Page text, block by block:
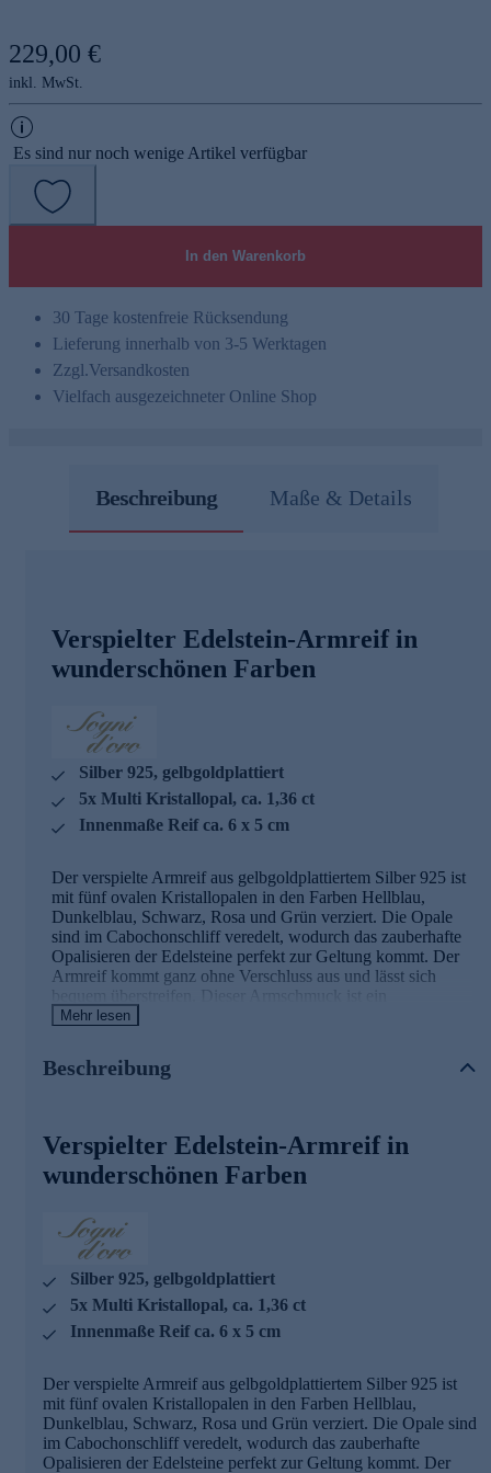
229,00 €
inkl. MwSt.
Es sind nur noch wenige Artikel verfügbar
In den Warenkorb
30 Tage kostenfreie Rücksendung
Lieferung innerhalb von 3-5 Werktagen
Zzgl.Versandkosten
Vielfach ausgezeichneter Online Shop
Beschreibung Maße & Details
Verspielter Edelstein-Armreif in
wunderschönen Farben
Silber 925, gelbgoldplattiert
5x Multi Kristallopal, ca. 1,36 ct
Innenmaße Reif ca. 6 x 5 cm
Der verspielte Armreif aus gelbgoldplattiertem Silber 925 ist
mit fünf ovalen Kristallopalen in den Farben Hellblau,
Dunkelblau, Schwarz, Rosa und Grün verziert. Die Opale
sind im Cabochonschliff veredelt, wodurch das zauberhafte
Opalisieren der Edelsteine perfekt zur Geltung kommt. Der
Armreif kommt ganz ohne Verschluss aus und lässt sich
bequem überstreifen. Dieser Armschmuck ist ein
charismatischer Eyecatcher und passt zu jeder Art von
Wir setzen auf Qualität
unserer Qualitätssicherung und seitens des Lieferanten
strengsten Prüfprozessen unterzogen. Unter anderem
beinhalten unsere Prüfprozesse Prüfungen auf Konformität
Edelmetallkontrollgesetzgebung.
Nutzen Sie die Gelegenheit und bestellen Sie jetzt
bequem online.
Mehr lesen
Beschreibung
Verspielter Edelstein-Armreif in
wunderschönen Farben
Silber 925, gelbgoldplattiert
5x Multi Kristallopal, ca. 1,36 ct
Innenmaße Reif ca. 6 x 5 cm
Der verspielte Armreif aus gelbgoldplattiertem Silber 925 ist
mit fünf ovalen Kristallopalen in den Farben Hellblau,
Dunkelblau, Schwarz, Rosa und Grün verziert. Die Opale sind
im Cabochonschliff veredelt, wodurch das zauberhafte
Opalisieren der Edelsteine perfekt zur Geltung kommt. Der